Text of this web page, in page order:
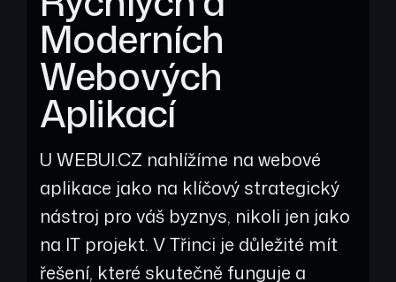
Moderních
Webových
Aplikací
U WEBUI.CZ nahlížíme na webové
aplikace jako na klíčový strategický
nástroj pro váš byznys, nikoli jen jako
na IT projekt. V Třinci je důležité mít
řešení, které skutečně funguje a